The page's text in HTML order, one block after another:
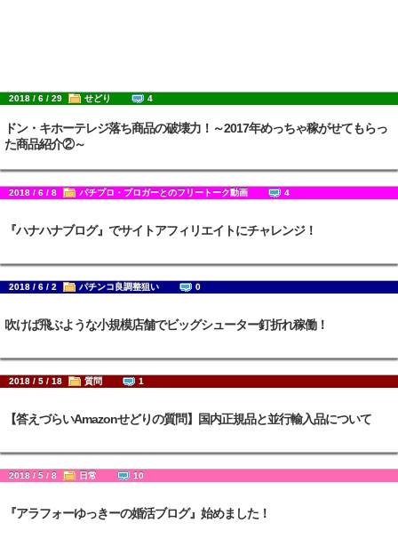
2018 / 6 / 29 せどり 4
ドン・キホーテレジ落ち商品の破壊力！～2017年めっちゃ稼がせてもらっ
た商品紹介②～
2018 / 6 / 8 パチプロ・ブロガーとのフリートーク動画 4
『ハナハナブログ』でサイトアフィリエイトにチャレンジ！
2018 / 6 / 2 パチンコ良調整狙い 0
吹けば飛ぶような小規模店舗でビッグシューター釘折れ稼働！
2018 / 5 / 18 質問 1
【答えづらいAmazonせどりの質問】国内正規品と並行輸入品について
2018 / 5 / 8 日常 10
『アラフォーゆっきーの婚活ブログ』始めました！